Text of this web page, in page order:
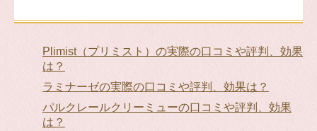
Plimist（プリミスト）の実際の口コミや評判、効果
は？
ラミナーゼの実際の口コミや評判、効果は？
パルクレールクリーミューの口コミや評判、効果
は？